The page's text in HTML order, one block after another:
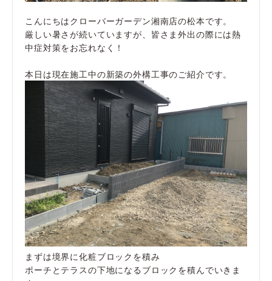
こんにちはクローバーガーデン湘南店の松本です。
厳しい暑さが続いていますが、皆さま外出の際には熱
中症対策をお忘れなく！
本日は現在施工中の新築の外構工事のご紹介です。
まずは境界に化粧ブロックを積み
ポーチとテラスの下地になるブロックを積んでいきま